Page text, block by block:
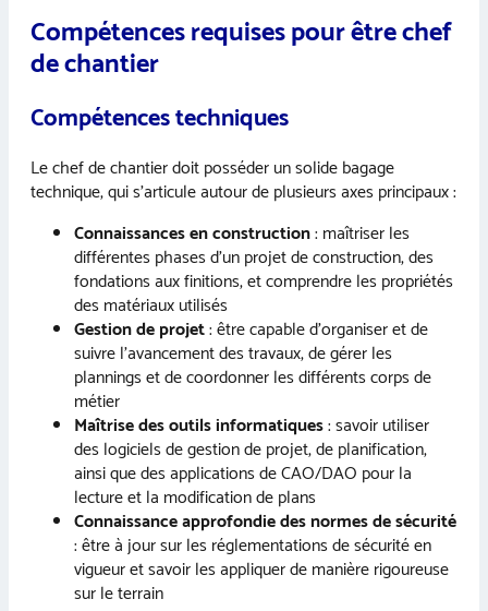
Compétences requises pour être chef
de chantier
Compétences techniques
Le chef de chantier doit posséder un solide bagage
technique, qui s’articule autour de plusieurs axes principaux :
Connaissances en construction: maîtriser les
différentes phases d’un projet de construction, des
fondations aux finitions, et comprendre les propriétés
des matériaux utilisés
Gestion de projet: être capable d’organiser et de
suivre l’avancement des travaux, de gérer les
plannings et de coordonner les différents corps de
métier
Maîtrise des outils informatiques: savoir utiliser
des logiciels de gestion de projet, de planification,
ainsi que des applications de CAO/DAO pour la
lecture et la modification de plans
Connaissance approfondie des normes de sécurité
: être à jour sur les réglementations de sécurité en
vigueur et savoir les appliquer de manière rigoureuse
sur le terrain